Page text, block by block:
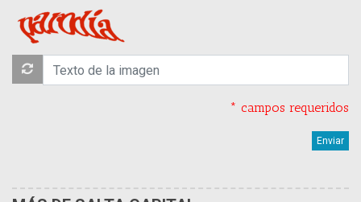
* campos requeridos